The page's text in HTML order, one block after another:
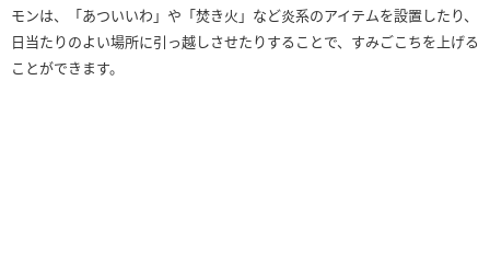
モンは、「あついいわ」や「焚き火」など炎系のアイテムを設置したり、
日当たりのよい場所に引っ越しさせたりすることで、すみごこちを上げる
ことができます。